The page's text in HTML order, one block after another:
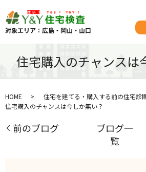
対象エリア：広島・岡山・山口
住宅購入のチャンスは
HOME
住宅を建てる・購入する前の住宅診
住宅購入のチャンスは今しか無い？
前のブログ
ブログ一
覧